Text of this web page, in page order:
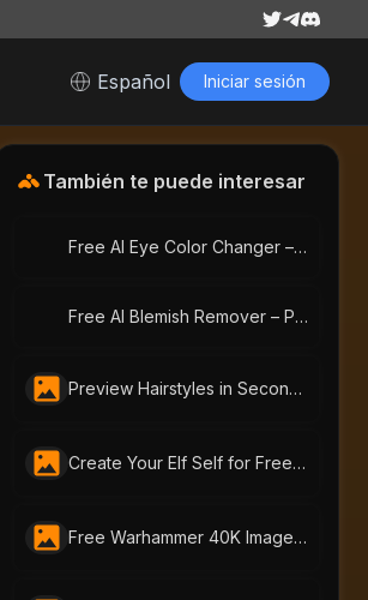
Español Iniciar sesión
También te puede interesar
Free AI Eye Color Changer – Change Eye Color Online | AI-Portraits.org
Free AI Blemish Remover – Perfect Portraits with AI-Portraits.org
Preview Hairstyles in Seconds with Free AI Hairstyle Changer by AI-Portraits.org
Create Your Elf Self for Free with AI-Portraits.org‘'s AI Elf Generator
Free Warhammer 40K Image Generator: Craft Unique Warhammer Portraits with AI-Portraits.org